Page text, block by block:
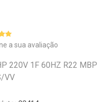
a sua avaliação
220V 1F 60HZ R22 MBP
VV